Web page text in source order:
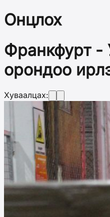
Онцлох
Франкфурт -
орондоо
Хуваалцах: